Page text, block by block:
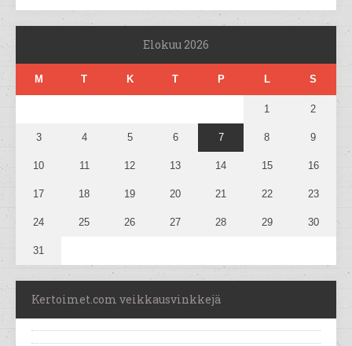
Elokuu 2026
M T K T P L S
1 2
3 4 5 6 7 8 9
10 11 12 13 14 15 16
17 18 19 20 21 22 23
24 25 26 27 28 29 30
31
Kertoimet.com veikkausvinkkejä